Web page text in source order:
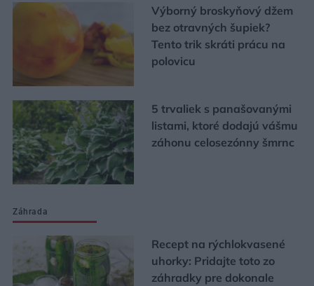
Výborný broskyňový džem
bez otravných šupiek?
Tento trik skráti prácu na
polovicu
5 trvaliek s panašovanými
listami, ktoré dodajú vášmu
záhonu celosezónny šmrnc
Záhrada
Recept na rýchlokvasené
uhorky: Pridajte toto zo
záhradky pre dokonale